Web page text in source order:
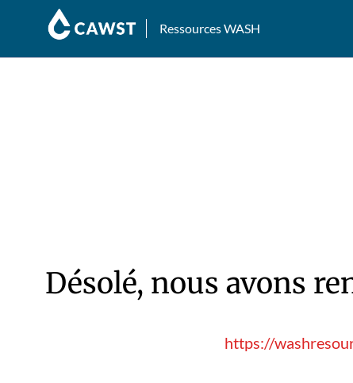
Ressources WASH
Désolé, nous avons
https://